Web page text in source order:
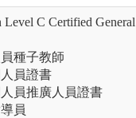
Level C Certified General
種子教師
員證書
員推廣人員證書
員